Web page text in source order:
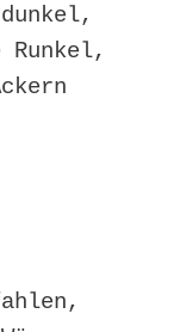
Runkel,